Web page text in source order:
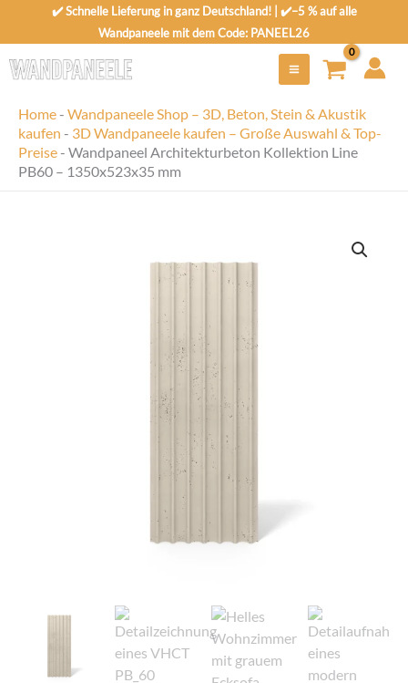
✔️ Schnelle Lieferung in ganz Deutschland! | ✔️–5 % auf alle
Wandpaneele mit dem Code: PANEEL26
Home- Wandpaneele Shop – 3D, Beton, Stein & Akustik
kaufen - 3D Wandpaneele kaufen – Große Auswahl & Top-
Preise- Wandpaneel Architekturbeton Kollektion Line
PB60 – 1350x523x35 mm